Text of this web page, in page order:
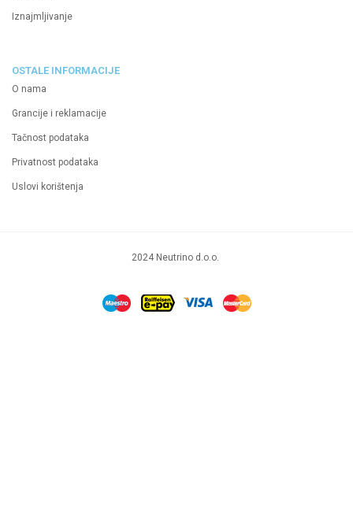
Iznajmljivanje
OSTALE INFORMACIJE
O nama
Grancije i reklamacije
Tačnost podataka
Privatnost podataka
Uslovi korištenja
2024 Neutrino d.o.o.